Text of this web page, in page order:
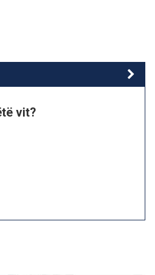
vit?